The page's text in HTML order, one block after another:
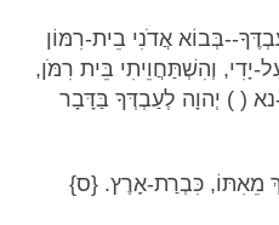
בְּבוֹא אֲדֹנִי בֵית-רִמּוֹן
יָדִי, וְהִשְׁתַּחֲוֵיתִי בֵּית רִמֹּן,
( ) יְהוָה לְעַבְדְּךָ בַּדָּבָר
מֵאִתּוֹ, כִּבְרַת-אָרֶץ. {ס}